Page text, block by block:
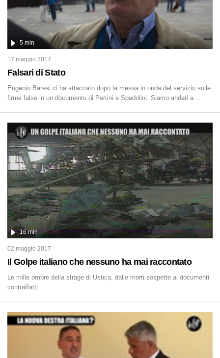
Falsari di Stato
5 min
17 maggio 2017
Eugenio Baresi ci ha attaccato dopo la messa in onda del servizio sulle
firme false in un documento di Pertini e Spadolini. Siamo andati a
Il Golpe italiano che nessuno ha mai raccontato
16 min
02 maggio 2017
Le mille ombre della strage di Ustica, dalle morti sospette ai documenti
contraffatti.